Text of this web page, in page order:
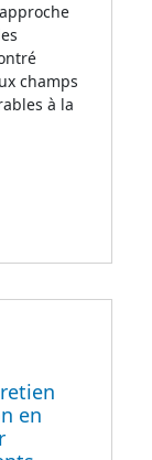
champs
à la
en